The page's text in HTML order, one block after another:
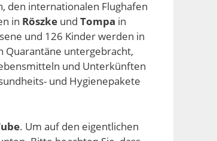
den internationalen Flughafen
in Röszke und Tompa in
und 126 Kinder werden in
Quarantäne untergebracht,
und Unterkünften
und Hygienepakete
. Um auf den eigentlichen